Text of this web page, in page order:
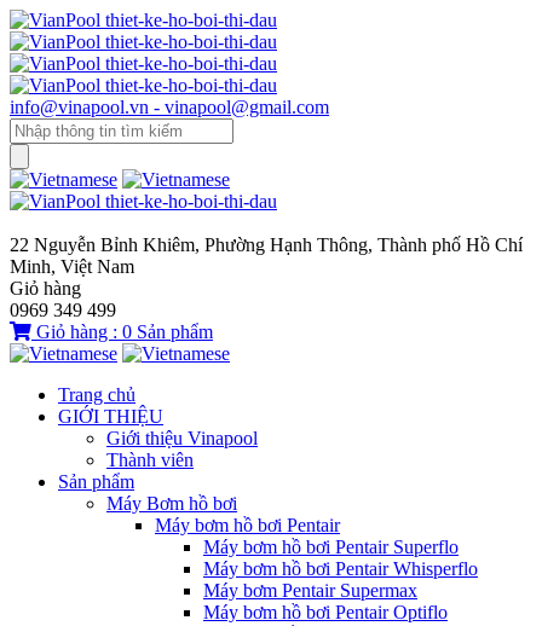
info@vinapool.vn - vinapool@gmail.com
22 Nguyễn Bỉnh Khiêm, Phường Hạnh Thông, Thành phố Hồ Chí
Minh, Việt Nam
Giỏ hàng
0969 349 499
Giỏ hàng : 0 Sản phẩm
Trang chủ
GIỚI THIỆU
Giới thiệu Vinapool
Thành viên
Sản phẩm
Máy Bơm hồ bơi
Máy bơm hồ bơi Pentair
Máy bơm hồ bơi Pentair Superflo
Máy bơm hồ bơi Pentair Whisperflo
Máy bơm Pentair Supermax
Máy bơm hồ bơi Pentair Optiflo